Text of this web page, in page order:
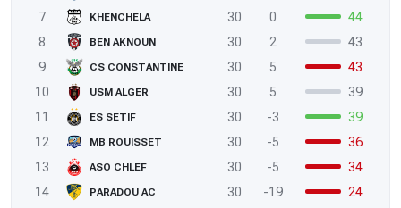
7
KHENCHELA 30 0
44
8
BEN AKNOUN 30 2
43
9
CS CONSTANTINE 30 5
43
10
USM ALGER 30 5
39
11
ES SETIF 30 -3
39
12
MB ROUISSET 30 -5
36
13
ASO CHLEF 30 -5
34
14
PARADOU AC 30 -19
24